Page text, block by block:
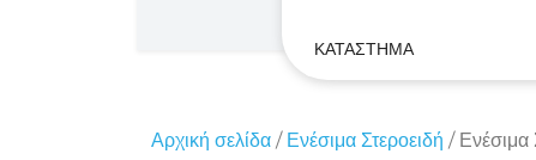
ΚΑΤΆΣΤΗΜΑ
Αρχική σελίδα / Ενέσιμα Στεροειδή /